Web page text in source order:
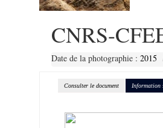
CNRS-
Date de la photographie : 2015
Consulter le document Information